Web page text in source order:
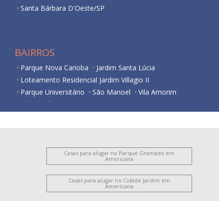
Santa Bárbara D'Oeste/SP
BAIRROS
Parque Nova Carioba
Jardim Santa Lúcia
Loteamento Residencial Jardim Villagio II
Parque Universitário
São Manoel
Vila Amorim
Vila Israel
Casas para alugar no Parque Gramado em
Americana
Casas para alugar no Cidade Jardim em
Americana